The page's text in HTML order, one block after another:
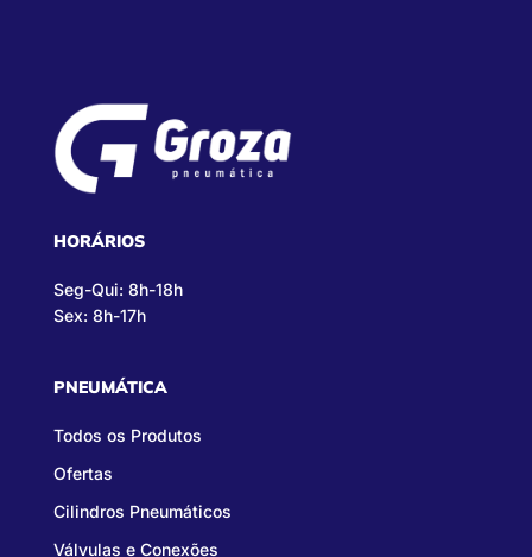
HORÁRIOS
Seg-Qui: 8h-18h
Sex: 8h-17h
PNEUMÁTICA
Todos os Produtos
Ofertas
Cilindros Pneumáticos
Válvulas e Conexões